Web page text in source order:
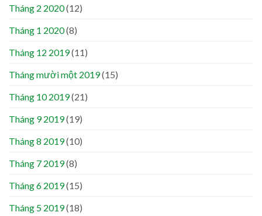
Tháng 2 2020(12)
Tháng 1 2020(8)
Tháng 12 2019(11)
Tháng mười một 2019(15)
Tháng 10 2019(21)
Tháng 9 2019(19)
Tháng 8 2019(10)
Tháng 7 2019(8)
Tháng 6 2019(15)
Tháng 5 2019(18)